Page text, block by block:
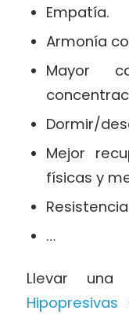
Empatía.
Armonía
Mayor
Dormir/
Mejor
físicas y
…
Llevar
Hipopresivas